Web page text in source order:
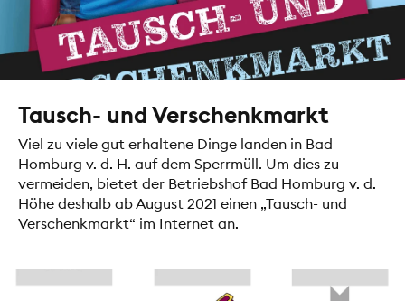
Tausch- und Verschenkmarkt
Viel zu viele gut erhaltene Dinge landen in Bad
Homburg v. d. H. auf dem Sperrmüll. Um dies zu
vermeiden, bietet der Betriebshof Bad Homburg v. d.
Höhe deshalb ab August 2021 einen „Tausch- und
Verschenkmarkt“ im Internet an.